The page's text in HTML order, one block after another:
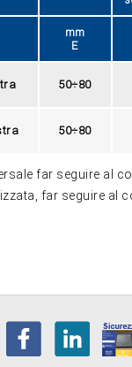
mm
E
50÷80
50÷80
far seguire al
far seguire al